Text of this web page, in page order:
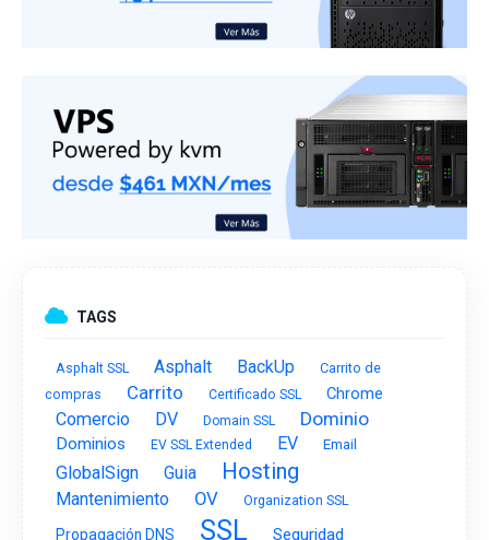
TAGS
Asphalt SSL Asphalt BackUp
Carrito de
compras
Carrito Certificado SSL Chrome
Comercio DV Domain SSL Dominio
Dominios EV SSL Extended EV Email
GlobalSign Guia Hosting
Mantenimiento OV Organization SSL
Propagación DNS SSL Seguridad